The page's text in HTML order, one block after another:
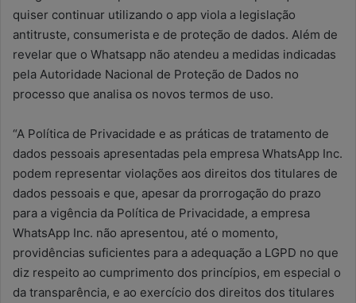
quiser continuar utilizando o app viola a legislação
antitruste, consumerista e de proteção de dados. Além de
revelar que o Whatsapp não atendeu a medidas indicadas
pela Autoridade Nacional de Proteção de Dados no
processo que analisa os novos termos de uso.
“A Política de Privacidade e as práticas de tratamento de
dados pessoais apresentadas pela empresa WhatsApp Inc.
podem representar violações aos direitos dos titulares de
dados pessoais e que, apesar da prorrogação do prazo
para a vigência da Política de Privacidade, a empresa
WhatsApp Inc. não apresentou, até o momento,
providências suficientes para a adequação a LGPD no que
diz respeito ao cumprimento dos princípios, em especial o
da transparência, e ao exercício dos direitos dos titulares